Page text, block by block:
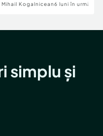
Mihail Kogalniceanu6 luni în urmă
simplu și